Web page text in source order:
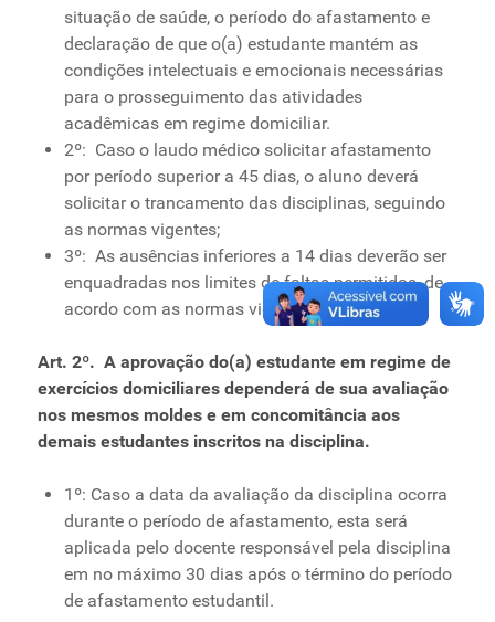
situação de saúde, o período do afastamento e
declaração de que o(a) estudante mantém as
condições intelectuais e emocionais necessárias
para o prosseguimento das atividades
acadêmicas em regime domiciliar.
2º: Caso o laudo médico solicitar afastamento
por período superior a 45 dias, o aluno deverá
solicitar o trancamento das disciplinas, seguindo
as normas vigentes;
3º: As ausências inferiores a 14 dias deverão ser
enquadradas nos limites de faltas permitidas, de
acordo com as normas vigentes;
Art. 2º. A aprovação do(a) estudante em regime de
exercícios domiciliares dependerá de sua avaliação
nos mesmos moldes e em concomitância aos
demais estudantes inscritos na disciplina.
1º: Caso a data da avaliação da disciplina ocorra
durante o período de afastamento, esta será
aplicada pelo docente responsável pela disciplina
em no máximo 30 dias após o término do período
de afastamento estudantil.